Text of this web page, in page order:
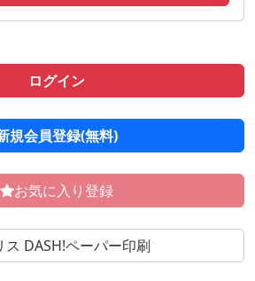
ログイン
規会員登録(無料)
お気に入り登録
ス DASH!ペーパー印刷